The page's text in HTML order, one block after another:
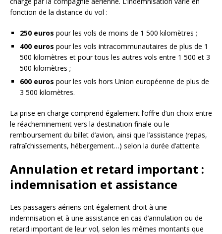
fonction de la distance du vol :
250 euros pour les vols de moins de 1 500 kilomètres ;
400 euros pour les vols intracommunautaires de plus de 1
500 kilomètres et pour tous les autres vols entre 1 500 et 3
500 kilomètres ;
600 euros pour les vols hors Union européenne de plus de
3 500 kilomètres.
La prise en charge comprend également l’offre d’un choix entre
le réacheminement vers la destination finale ou le
remboursement du billet d’avion, ainsi que l’assistance (repas,
rafraîchissements, hébergement…) selon la durée d’attente.
Annulation et retard important :
indemnisation et assistance
Les passagers aériens ont également droit à une
indemnisation et à une assistance en cas d’annulation ou de
retard important de leur vol, selon les mêmes montants que